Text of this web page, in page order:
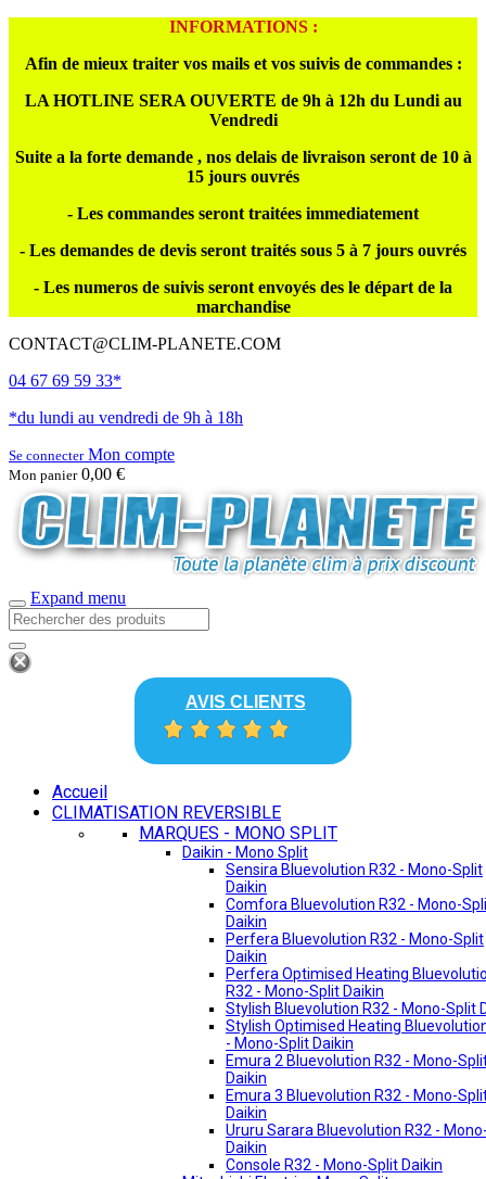
INFORMATIONS :
Afin de mieux traiter vos mails et vos suivis de commandes :
LA HOTLINE SERA OUVERTE de 9h à 12h du Lundi au
Vendredi
Suite a la forte demande , nos delais de livraison seront de 10 à
15 jours ouvrés
- Les commandes seront traitées immediatement
- Les demandes de devis seront traités sous 5 à 7 jours ouvrés
- Les numeros de suivis seront envoyés des le départ de la
marchandise
CONTACT@CLIM-PLANETE.COM
04 67 69 59 33*
*du lundi au vendredi de 9h à 18h
Se connecterMon compte
Mon panier 0,00 €
Expand menu
AVIS CLIENTS
Accueil
CLIMATISATION REVERSIBLE
MARQUES - MONO SPLIT
Daikin - Mono Split
Sensira Bluevolution R32 - Mono-Split
Daikin
Comfora Bluevolution R32 - Mono-
Daikin
Perfera Bluevolution R32 - Mono-Split
Daikin
Perfera Optimised Heating
R32 - Mono-Split Daikin
Stylish Bluevolution R32 - Mono-Split
Stylish Optimised Heating
- Mono-Split Daikin
Emura 2 Bluevolution R32 - Mono-
Daikin
Emura 3 Bluevolution R32 - Mono-
Daikin
Ururu Sarara Bluevolution R32 -
Daikin
Console R32 - Mono-Split Daikin